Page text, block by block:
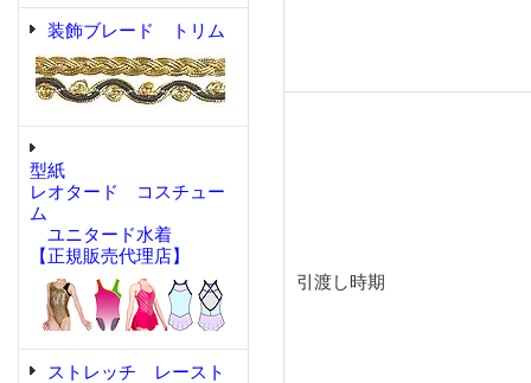
装飾ブレード トリム
型紙
レオタード コスチュー
ム
ユニタード水着
【正規販売代理店】
ストレッチ レースト
引渡し時期